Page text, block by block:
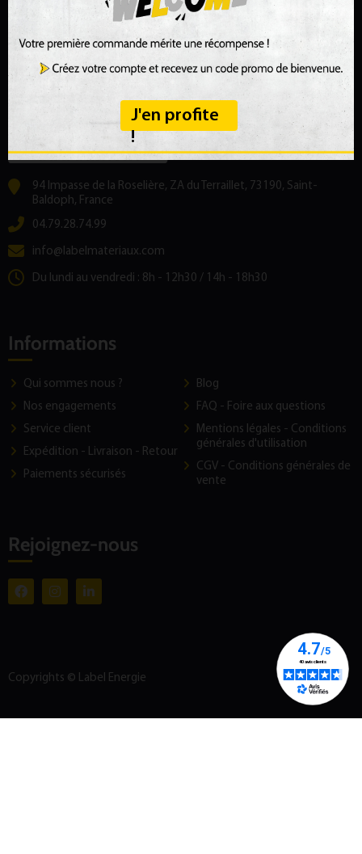
94 Impasse de la Roselière, ZA du Terraillet, 73190, Saint-
Baldoph, France
04.79.28.74.99
info@labelmateriaux.com
Du lundi au vendredi : 8h - 12h30 / 14h - 18h30
Informations
Qui sommes nous ?
Nos engagements
Service client
Expédition - Livraison - Retour
Paiements sécurisés
Blog
FAQ - Foire aux questions
Mentions légales - Conditions
générales d'utilisation
CGV - Conditions générales de
vente
Rejoignez-nous
Copyrights © Label Energie
J'en profite
!